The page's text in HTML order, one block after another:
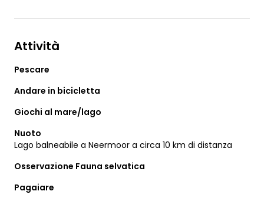
Attività
Pescare
Andare in bicicletta
Giochi al mare/lago
Nuoto
Lago balneabile a Neermoor a circa 10 km di distanza
Osservazione Fauna selvatica
Pagaiare